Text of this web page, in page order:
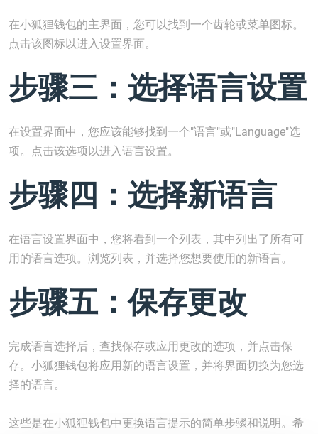
在小狐狸钱包的主界面，您可以找到一个齿轮或菜单图标。
点击该图标以进入设置界面。
步骤三：选择语言设置
在设置界面中，您应该能够找到一个"语言"或"Language"选
项。点击该选项以进入语言设置。
步骤四：选择新语言
在语言设置界面中，您将看到一个列表，其中列出了所有可
用的语言选项。浏览列表，并选择您想要使用的新语言。
步骤五：保存更改
完成语言选择后，查找保存或应用更改的选项，并点击保
存。小狐狸钱包将应用新的语言设置，并将界面切换为您选
择的语言。
这些是在小狐狸钱包中更换语言提示的简单步骤和说明。希